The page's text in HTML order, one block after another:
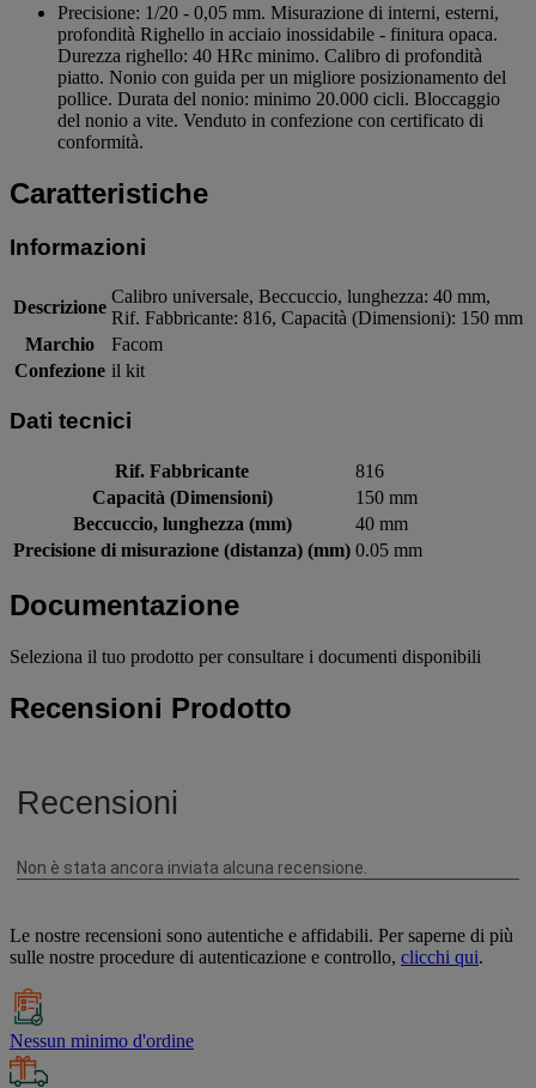
Precisione: 1/20 - 0,05 mm. Misurazione di interni, esterni,
profondità Righello in acciaio inossidabile - finitura opaca.
Durezza righello: 40 HRc minimo. Calibro di profondità
piatto. Nonio con guida per un migliore posizionamento del
pollice. Durata del nonio: minimo 20.000 cicli. Bloccaggio
del nonio a vite. Venduto in confezione con certificato di
conformità.
Caratteristiche
Informazioni
Descrizione
Calibro universale, Beccuccio, lunghezza: 40 mm,
Rif. Fabbricante: 816, Capacità (Dimensioni): 150 mm
Marchio
Facom
Confezione il kit
Dati tecnici
Rif. Fabbricante
816
Capacità (Dimensioni)
150 mm
Beccuccio, lunghezza (mm)
40 mm
Precisione di misurazione (distanza) (mm) 0.05 mm
Documentazione
Seleziona il tuo prodotto per consultare i documenti disponibili
Recensioni Prodotto
Le nostre recensioni sono autentiche e affidabili. Per saperne di più
sulle nostre procedure di autenticazione e controllo, clicchi qui.
Nessun minimo d'ordine